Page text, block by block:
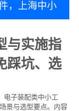
，上海中小
与实施指
踩坑、选
电子装配类中小工
景与选型要点。内容